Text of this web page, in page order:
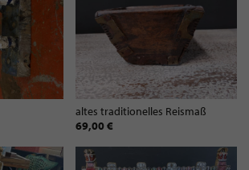
altes traditionelles Reismaß
69,00 €